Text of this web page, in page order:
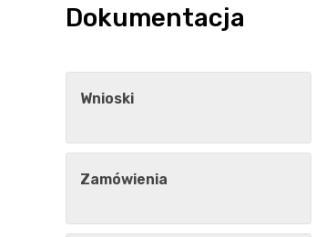
Dokumentacja
Wnioski
Zamówienia